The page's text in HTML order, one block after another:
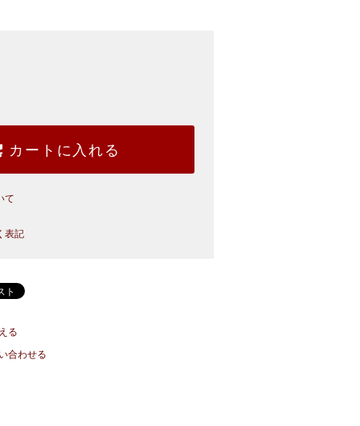
カートに入れる
て
表記
る
合わせる